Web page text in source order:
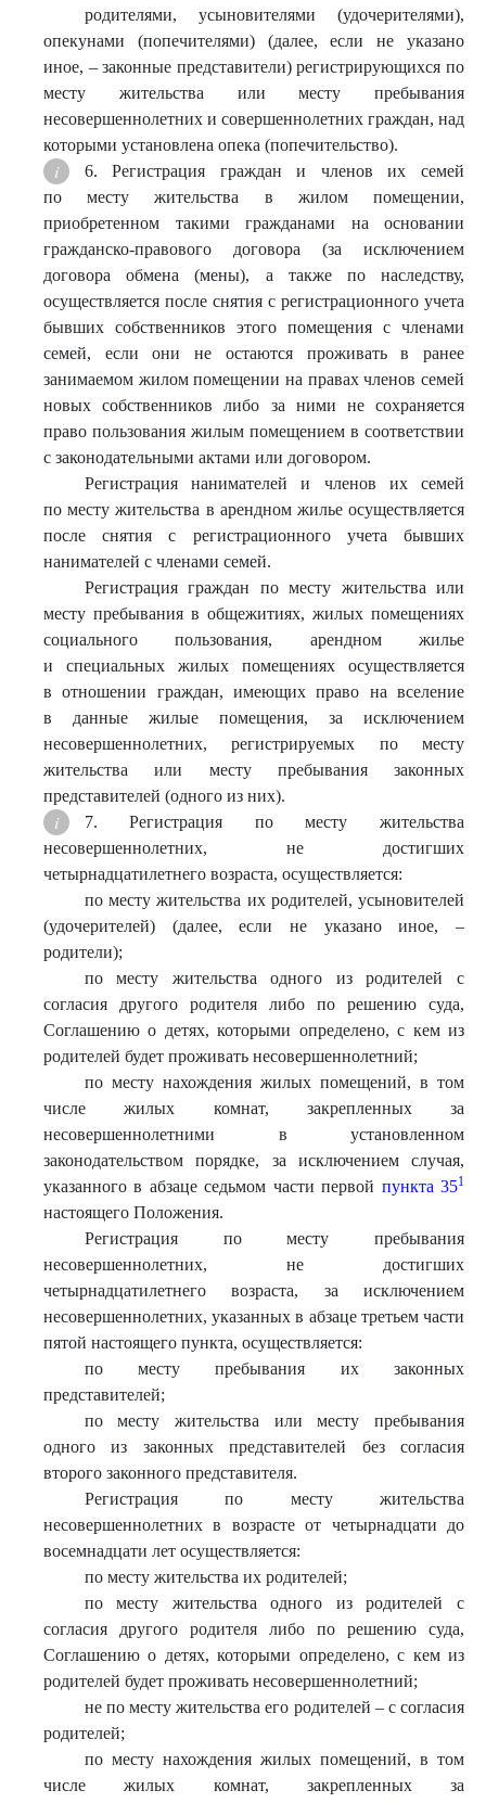
родителями, усыновителями (удочерителями),
опекунами (попечителями) (далее, если не указано
иное, – законные представители) регистрирующихся по
месту жительства или месту пребывания
несовершеннолетних и совершеннолетних граждан, над
которыми установлена опека (попечительство).
6. Регистрация граждан и членов их семей
по месту жительства в жилом помещении,
приобретенном такими гражданами на основании
гражданско-правового договора (за исключением
договора обмена (мены), а также по наследству,
осуществляется после снятия с регистрационного учета
бывших собственников этого помещения с членами
семей, если они не остаются проживать в ранее
занимаемом жилом помещении на правах членов семей
новых собственников либо за ними не сохраняется
право пользования жилым помещением в соответствии
с законодательными актами или договором.
Регистрация нанимателей и членов их семей
по месту жительства в арендном жилье осуществляется
после снятия с регистрационного учета бывших
нанимателей с членами семей.
Регистрация граждан по месту жительства или
месту пребывания в общежитиях, жилых помещениях
социального пользования, арендном жилье
и специальных жилых помещениях осуществляется
в отношении граждан, имеющих право на вселение
в данные жилые помещения, за исключением
несовершеннолетних, регистрируемых по месту
жительства или месту пребывания законных
представителей (одного из них).
7. Регистрация по месту жительства
несовершеннолетних, не достигших
четырнадцатилетнего возраста, осуществляется:
по месту жительства их родителей, усыновителей
(удочерителей) (далее, если не указано иное, –
родители);
по месту жительства одного из родителей с
согласия другого родителя либо по решению суда,
Соглашению о детях, которыми определено, с кем из
родителей будет проживать несовершеннолетний;
по месту нахождения жилых помещений, в том
числе жилых комнат, закрепленных за
несовершеннолетними в установленном
законодательством порядке, за исключением случая,
указанного в абзаце седьмом части первой пункта 351
настоящего Положения.
Регистрация по месту пребывания
несовершеннолетних, не достигших
четырнадцатилетнего возраста, за исключением
несовершеннолетних, указанных в абзаце третьем части
пятой настоящего пункта, осуществляется:
по месту пребывания их законных
представителей;
по месту жительства или месту пребывания
одного из законных представителей без согласия
второго законного представителя.
Регистрация по месту жительства
несовершеннолетних в возрасте от четырнадцати до
восемнадцати лет осуществляется:
по месту жительства их родителей;
по месту жительства одного из родителей с
согласия другого родителя либо по решению суда,
Соглашению о детях, которыми определено, с кем из
родителей будет проживать несовершеннолетний;
не по месту жительства его родителей – с согласия
родителей;
по месту нахождения жилых помещений, в том
числе жилых комнат, закрепленных за